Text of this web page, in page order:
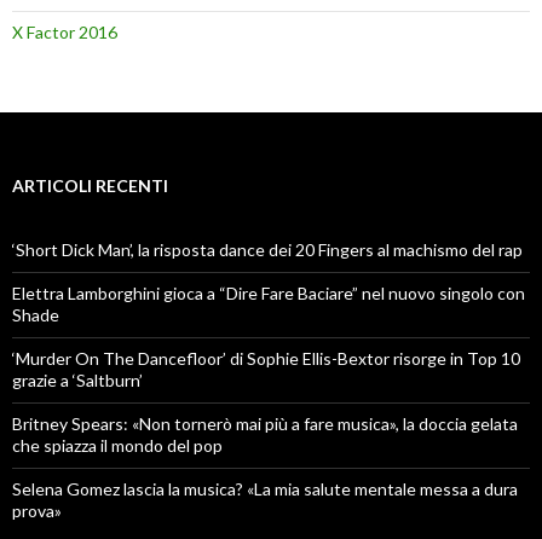
X Factor 2016
ARTICOLI RECENTI
‘Short Dick Man’, la risposta dance dei 20 Fingers al machismo del rap
Elettra Lamborghini gioca a “Dire Fare Baciare” nel nuovo singolo con
Shade
‘Murder On The Dancefloor’ di Sophie Ellis-Bextor risorge in Top 10
grazie a ‘Saltburn’
Britney Spears: «Non tornerò mai più a fare musica», la doccia gelata
che spiazza il mondo del pop
Selena Gomez lascia la musica? «La mia salute mentale messa a dura
prova»